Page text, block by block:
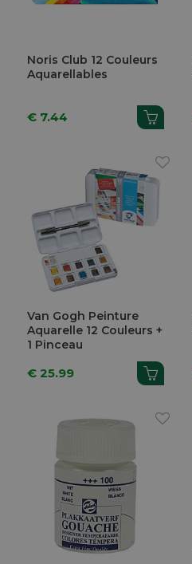
Noris Club 12 Couleurs
Aquarellables
€ 7.44
Van Gogh Peinture
Aquarelle 12 Couleurs +
1 Pinceau
€ 25.99